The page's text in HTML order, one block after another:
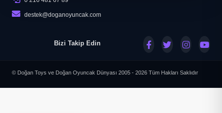
destek@doganoyuncak.com
Bizi Takip Edin
© Doğan Toys ve Doğan Oyuncak Dünyası 2005 - 2026 Tüm Hakları Saklıdır